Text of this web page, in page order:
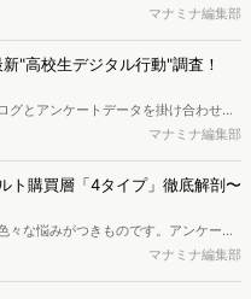
合が増加しているのが、AI時代の検索
、成果に確実につながるコンテンツを
でしょうか。本レポートはこのような
ケティングご担当者様におすすめの内
トは記事のフォームから無料でダウン
マナミナ編集部
"高校生デジタル行動"調査！
グとアンケートデータを掛け合わせ、
るデジタル行動実態やSNSの利用傾向
環境が成熟するなか、新興SNSの台頭
タイルは新たな変化を見せていま
ムより、ダウンロードいただけま
マナミナ編集部
ト購買層「4タイプ」徹底解剖〜
々な悩みがつきものです。アンケート
不透明、新商品の受容性も判断しきれ
マナミナ編集部